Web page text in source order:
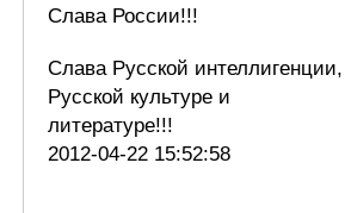
Слава России!!!
Слава Русской интеллигенции,
Русской культуре и
литературе!!!
2012-04-22 15:52:58